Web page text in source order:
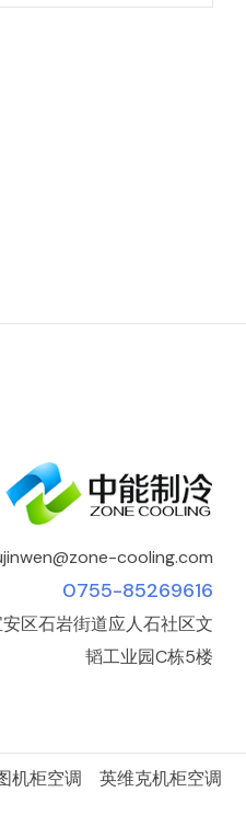
cooling.com
0755-85269616
区石岩街道应人石社区文
韬工业园C栋5楼
机柜空调 英维克机柜空调